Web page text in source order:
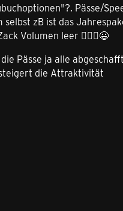
Pässe/
zB ist das
Volumen leer 🤷🏻‍♂️😃
Pässe ja alle
die Attraktivität